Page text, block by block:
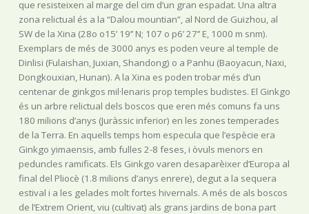
que resisteixen al marge del cim d’un gran espadat. Una altra
zona relictual és a la “Dalou mountian”, al Nord de Guizhou, al
SW de la Xina (28o o15’ 19’’ N; 107 o p6’ 27’’ E, 1000 m snm).
Exemplars de més de 3000 anys es poden veure al temple de
Dinlisi (Fulaishan, Juxian, Shandong) o a Panhu (Baoyacun, Naxi,
Dongkouxian, Hunan). A la Xina es poden trobar més d’un
centenar de ginkgos mil·lenaris prop temples budistes. El Ginkgo
és un arbre relictual dels boscos que eren més comuns fa uns
180 milions d’anys (Juràssic inferior) en les zones temperades
de la Terra. En aquells temps hom especula que l’espècie era
Ginkgo yimaensis, amb fulles 2-8 feses, i òvuls menors en
peduncles ramificats. Els Ginkgo varen desaparèixer d’Europa al
final del Pliocè (1.8 milions d’anys enrere), degut a la sequera
estival i a les gelades molt fortes hivernals. A més de als boscos
de l’Extrem Orient, viu (cultivat) als grans jardins de bona part